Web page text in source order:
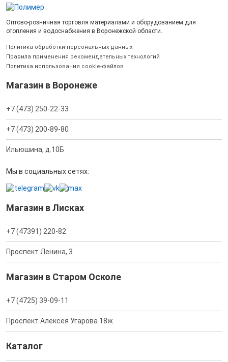
Оптово-розничная торговля материалами и оборудованием для
отопления и водоснабжения в Воронежской области.
Политика обработки персональных данных
Правила применения рекомендательных технологий
Политика использования cookie-файлов
Магазин в Воронеже
+7 (473) 250-22-33
+7 (473) 200-89-80
Ильюшина, д.10Б
Мы в социальных сетях:
Магазин в Лисках
+7 (47391) 220-82
Проспект Ленина, 3
Магазин в Старом Осколе
+7 (4725) 39-09-11
Проспект Алексея Угарова 18ж
Каталог